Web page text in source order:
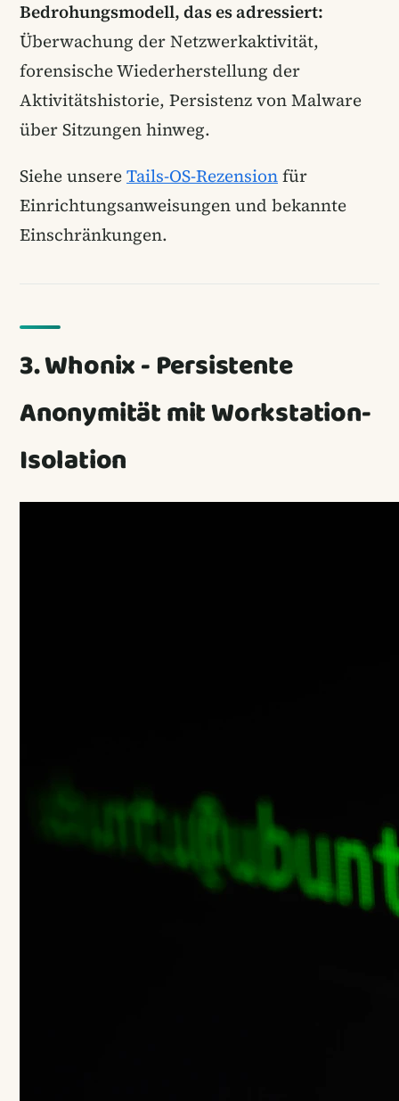
Bedrohungsmodell, das es adressiert:
Überwachung der Netzwerkaktivität,
forensische Wiederherstellung der
Aktivitätshistorie, Persistenz von Malware
über Sitzungen hinweg.
Siehe unsereTails-OS-Rezensionfür
Einrichtungsanweisungen und bekannte
Einschränkungen.
3. Whonix - Persistente
Anonymität mit Workstation-
Isolation